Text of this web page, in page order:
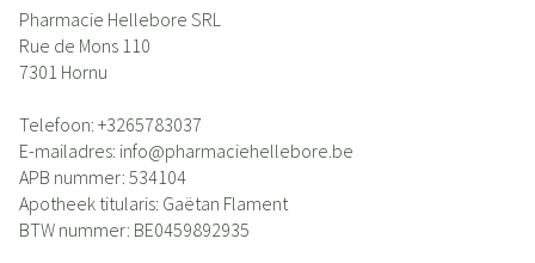
Pharmacie Hellebore SRL
Rue de Mons 110
7301 Hornu
Telefoon: +3265783037
E-mailadres: info@pharmaciehellebore.be
APB nummer: 534104
Apotheek titularis: Gaëtan Flament
BTW nummer: BE0459892935